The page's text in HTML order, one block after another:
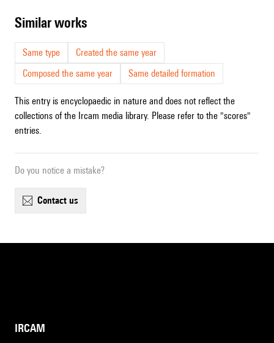
similar works
Same type
Created the same year
Composed the same year
Same detailed formation
This entry is encyclopaedic in nature and does not reflect the
collections of the Ircam media library. Please refer to the "scores"
entries.
Do you notice a mistake?
contact us
IRCAM